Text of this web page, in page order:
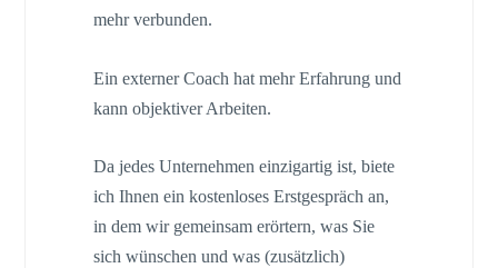
mehr verbunden.
Ein externer Coach hat mehr Erfahrung und
kann objektiver Arbeiten.
Da jedes Unternehmen einzigartig ist, biete
ich Ihnen ein kostenloses Erstgespräch an,
in dem wir gemeinsam erörtern, was Sie
sich wünschen und was (zusätzlich)